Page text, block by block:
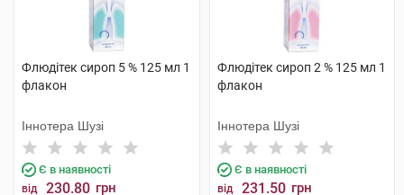
Флюдітек сироп 5 % 125 мл 1
флакон
Іннотера Шузі
Є в наявності
від 230.80 грн
Флюдітек сироп 2 % 125 мл 1
флакон
Іннотера Шузі
Є в наявності
від 231.50 грн